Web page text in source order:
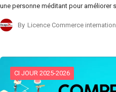
une personne méditant pour améliorer
By Licence Commerce
CI JOUR 2025-2026